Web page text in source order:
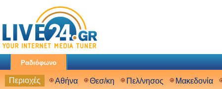
Ραδιόφωνο
Περιοχές Αθήνα Θεσ/κη Πελ/νησος
Μακεδονία